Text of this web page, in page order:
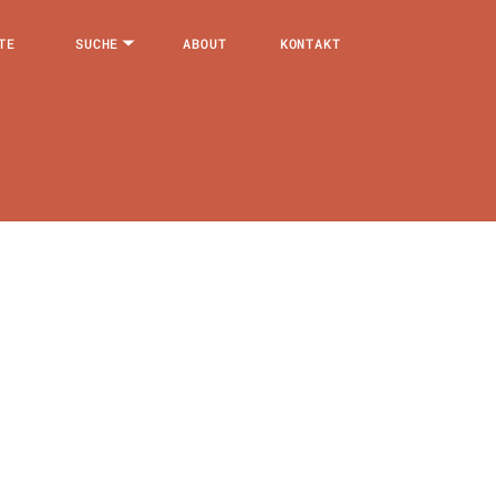
SUCHE ABOUT KONTAKT